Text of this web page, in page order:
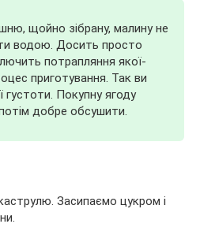
щойно зібрану, малину не
водою. Досить просто
потрапляння якої-
приготування. Так ви
густоти. Покупну ягоду
добре обсушити.
Засипаємо цукром і